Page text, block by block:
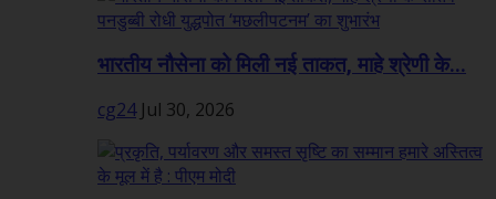
भारतीय नौसेना को मिली नई ताकत, माहे श्रेणी के...
cg24 Jul 30, 2026